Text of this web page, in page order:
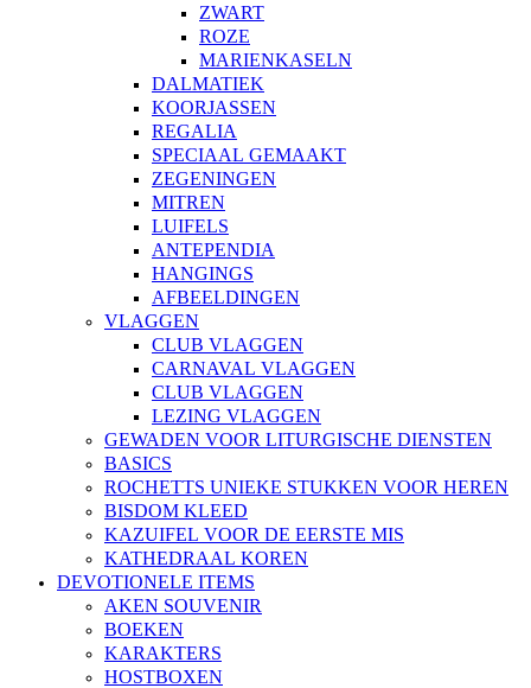
ZWART
ROZE
MARIENKASELN
DALMATIEK
KOORJASSEN
REGALIA
SPECIAAL GEMAAKT
ZEGENINGEN
MITREN
LUIFELS
ANTEPENDIA
HANGINGS
AFBEELDINGEN
VLAGGEN
CLUB VLAGGEN
CARNAVAL VLAGGEN
CLUB VLAGGEN
LEZING VLAGGEN
GEWADEN VOOR LITURGISCHE DIENSTEN
BASICS
ROCHETTS UNIEKE STUKKEN VOOR HEREN
BISDOM KLEED
KAZUIFEL VOOR DE EERSTE MIS
KATHEDRAAL KOREN
DEVOTIONELE ITEMS
AKEN SOUVENIR
BOEKEN
KARAKTERS
HOSTBOXEN